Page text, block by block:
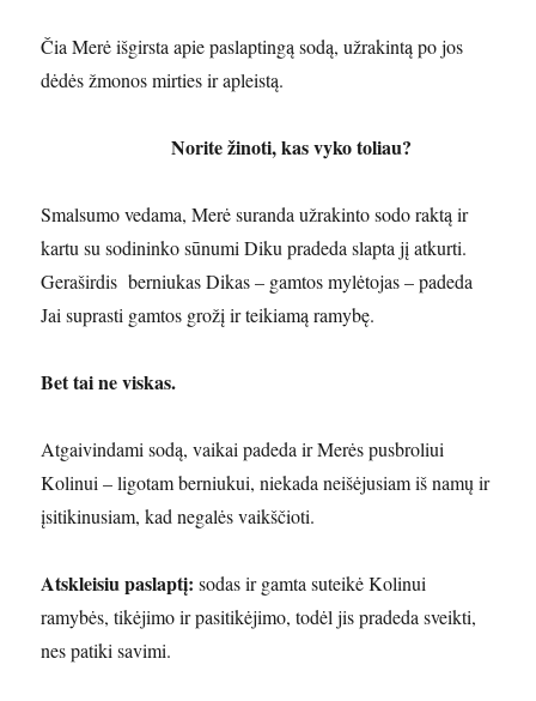
Čia Merė išgirsta apie paslaptingą sodą, užrakintą po jos
dėdės žmonos mirties ir apleistą.
Norite žinoti, kas vyko toliau?
Smalsumo vedama, Merė suranda užrakinto sodo raktą ir
kartu su sodininko sūnumi Diku pradeda slapta jį atkurti.
Geraširdis berniukas Dikas – gamtos mylėtojas – padeda
Jai suprasti gamtos grožį ir teikiamą ramybę.
Bet tai ne viskas.
Atgaivindami sodą, vaikai padeda ir Merės pusbroliui
Kolinui – ligotam berniukui, niekada neišėjusiam iš namų ir
įsitikinusiam, kad negalės vaikščioti.
Atskleisiu paslaptį: sodas ir gamta suteikė Kolinui
ramybės, tikėjimo ir pasitikėjimo, todėl jis pradeda sveikti,
nes patiki savimi.